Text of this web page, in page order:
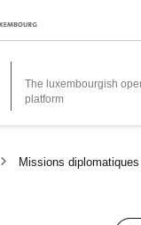
The luxembourgish
platform
Missions